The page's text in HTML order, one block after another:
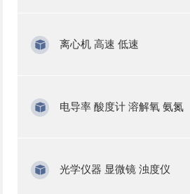
离心机 高速 低速
电导率 酸度计 溶解氧 氨氮
光学仪器 显微镜 浊度仪